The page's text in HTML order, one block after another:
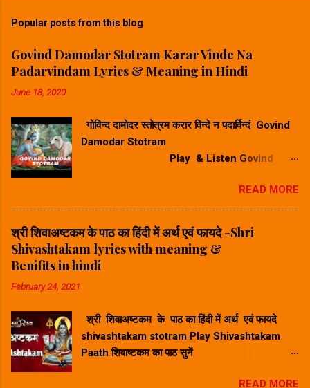
Popular posts from this blog
Govind Damodar Stotram Karar Vinde Na
Padarvindam Lyrics & Meaning in Hindi
June 18, 2020
गोविन्द दामोदर स्तोत्रम करार विन्दे न पदार्विन्दं Govind
Damodar Stotram
Play & Listen Govind
स्तोत्रम करार विन्दे न पदार विन्दम सुनिए ⬆
Play Song⬆ Govind Damodar Stotram
Lyrics & Meaning in Hindi-गोविन्द दामोदर स्तोत्र
का हिंदी में अर्थ करारविन्देन पदारविन्दं मुखारविन्दे
विनिवेशयन्तम्। वटस्य पत्रस्य पुटे शयानं बालं मुकुन्दं मनसा
के दोने) पर शयन कर रहे हैं, ऐसे बाल मुकुन्द का मैं मन से
स्मरण करता हूँ। श्रीकृष्ण गोव...
READ MORE
श्री शिवाअष्टकम के पाठ का हिंदी में अर्थ एवं फायदे -Shri
Shivashtakam lyrics with meaning &
Benifits in hindi
February 24, 2021
श्री शिवाअष्टकम के पाठ का हिंदी में अर्थ एवं फायदे
shivashtakam stotram Play Shivashtakam
Paath शिवाष्टकम का पाठ सुनें
READ MORE